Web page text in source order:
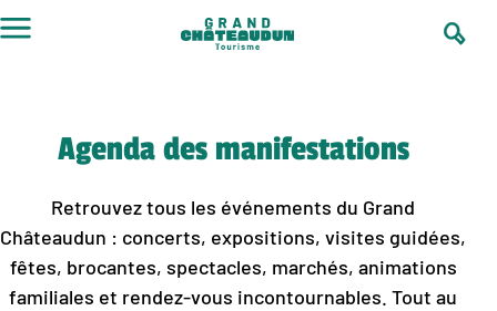
au
Agenda des manifestations
Retrouvez tous les événements du Grand
Châteaudun : concerts, expositions, visites guidées,
fêtes, brocantes, spectacles, marchés, animations
familiales et rendez-vous incontournables. Tout au